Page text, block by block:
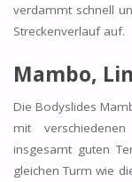
verdammt schnell
Streckenverlauf auf.
Mambo,
Die Bodyslides
mit
insgesamt guten
gleichen Turm wie